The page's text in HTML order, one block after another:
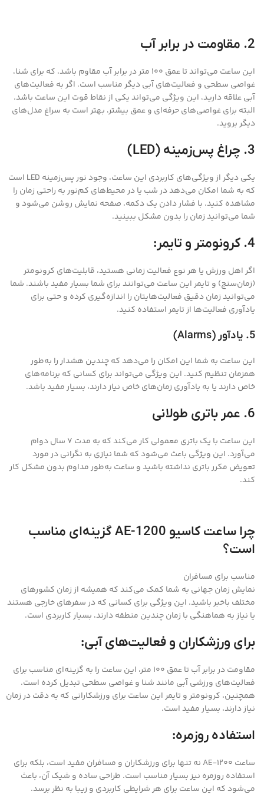
2. مقاومت در برابر آب
این ساعت می‌تواند تا عمق 100 متر در برابر آب مقاوم باشد، که برای شنا،
غواصی سطحی و فعالیت‌های آبی دیگر مناسب است. اگر به فعالیت‌های
آبی علاقه دارید، این ویژگی می‌تواند یکی از نقاط قوت این ساعت باشد.
البته برای غواصی‌های حرفه‌ای و عمق بیشتر، بهتر است به سراغ مدل‌های
دیگر بروید.
3. چراغ پس‌زمینه (LED)
یکی دیگر از ویژگی‌های کاربردی این ساعت، وجود نور پس‌زمینه LED است
که به شما امکان می‌دهد در شب یا در محیط‌های کم‌نور به راحتی زمان را
مشاهده کنید. با فشار دادن یک دکمه، صفحه نمایش روشن می‌شود و
شما می‌توانید زمان را بدون مشکل ببینید.
4. کرونومتر و تایمر:
اگر اهل ورزش یا هر نوع فعالیت زمانی هستید، قابلیت‌های کرونومتر
(زمان‌سنج) و تایمر این ساعت می‌توانند برای شما بسیار مفید باشند. شما
می‌توانید زمان دقیق فعالیت‌هایتان را اندازه‌گیری کرده و حتی برای
یادآوری فعالیت‌ها از تایمر استفاده کنید.
5. یادآور (Alarms)
این ساعت به شما این امکان را می‌دهد که چندین هشدار را به‌طور
همزمان تنظیم کنید. این ویژگی می‌تواند برای کسانی که برنامه‌های
خاص دارند یا به یادآوری زمان‌های خاص نیاز دارند، بسیار مفید باشد.
6. عمر باتری طولانی
این ساعت با یک باتری معمولی کار می‌کند که به مدت 7 سال دوام
می‌آورد. این ویژگی باعث می‌شود که شما نیازی به نگرانی در مورد
تعویض مکرر باتری نداشته باشید و ساعت به‌طور مداوم بدون مشکل کار
کند.
چرا ساعت کاسیو AE-1200 گزینه‌ای مناسب
است؟
مناسب برای مسافران
نمایش زمان جهانی به شما کمک می‌کند که همیشه از زمان کشورهای
مختلف باخبر باشید. این ویژگی برای کسانی که در سفرهای خارجی هستند
یا نیاز به هماهنگی با زمان چندین منطقه دارند، بسیار کاربردی است.
برای ورزشکاران و فعالیت‌های آبی:
مقاومت در برابر آب تا عمق 100 متر، این ساعت را به گزینه‌ای مناسب برای
فعالیت‌های ورزشی آبی مانند شنا و غواصی سطحی تبدیل کرده است.
همچنین، کرونومتر و تایمر این ساعت برای ورزشکارانی که به دقت در زمان
نیاز دارند، بسیار مفید است.
استفاده روزمره:
ساعت AE-1200 نه تنها برای ورزشکاران و مسافران مفید است، بلکه برای
استفاده روزمره نیز بسیار مناسب است. طراحی ساده و شیک آن، باعث
می‌شود که این ساعت برای هر شرایطی کاربردی و زیبا به نظر برسد.